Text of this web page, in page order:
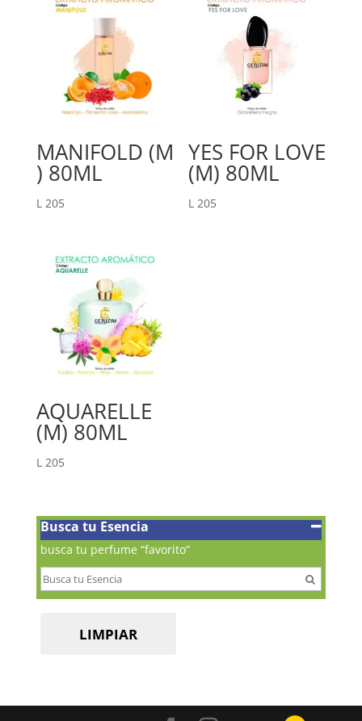
MANIFOLD (M
) 80ML
L 205
YES FOR LOVE
(M) 80ML
L 205
AQUARELLE
(M) 80ML
L205
Busca tu Esencia
busca tu perfume “favorito”
LIMPIAR